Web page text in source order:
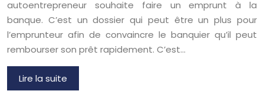
autoentrepreneur souhaite faire un emprunt à la
banque. C’est un dossier qui peut être un plus pour
l’emprunteur afin de convaincre le banquier qu’il peut
rembourser son prêt rapidement. C’est…
Lire la suite